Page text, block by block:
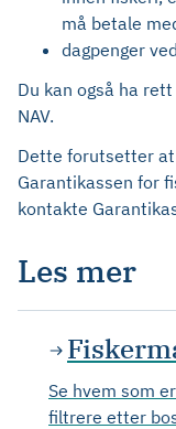
må betale
dagpenger
Du kan også ha
NAV.
Dette forutsetter
Garantikassen for
kontakte
Les mer
Se hvem som
filtrere etter